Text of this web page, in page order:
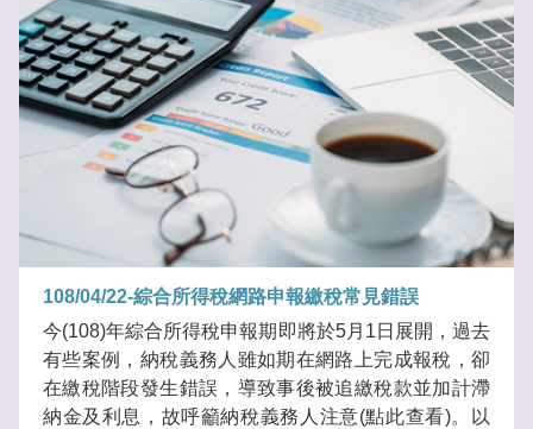
108/04/22-綜合所得稅網路申報繳稅常見錯誤
今(108)年綜合所得稅申報期即將於5月1日展開，過去
有些案例，納稅義務人雖如期在網路上完成報稅，卻
在繳稅階段發生錯誤，導致事後被追繳稅款並加計滯
納金及利息，故呼籲納稅義務人注意(點此查看)。以